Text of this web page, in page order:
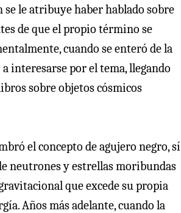
se le atribuye haber hablado sobre
de que el propio término se
cuando se enteró de la
interesarse por el tema, llegando
sobre objetos cósmicos
el concepto de agujero negro, sí
neutrones y estrellas moribundas
que excede su propia
Años más adelante, cuando la